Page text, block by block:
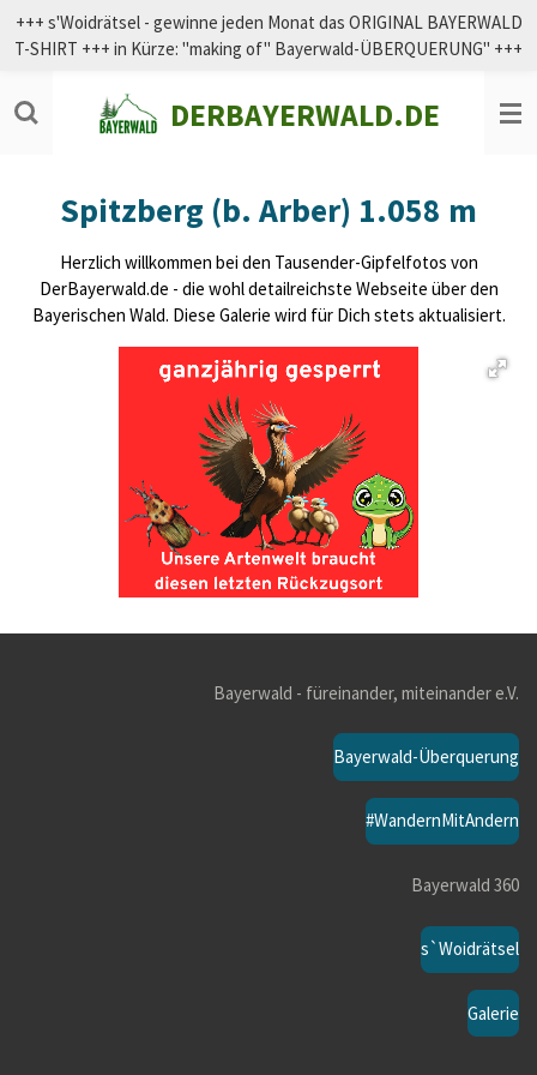
Zum
Hauptinhalt
DERBAYERWALD.DE
+++ s'Woidrätsel - gewinne jeden Monat das ORIGINAL BAYERWALD
T-SHIRT +++ in Kürze: "making of" Bayerwald-ÜBERQUERUNG" +++
Spitzberg (b. Arber) 1.058 m
Herzlich willkommen bei den Tausender-Gipfelfotos von
DerBayerwald.de - die wohl detailreichste Webseite über den
Bayerischen Wald. Diese Galerie wird für Dich stets aktualisiert.
Bayerwald - füreinander, miteinander e.V.
Bayerwald-Überquerung
#WandernMitAndern
Bayerwald 360
s`Woidrätsel
Galerie